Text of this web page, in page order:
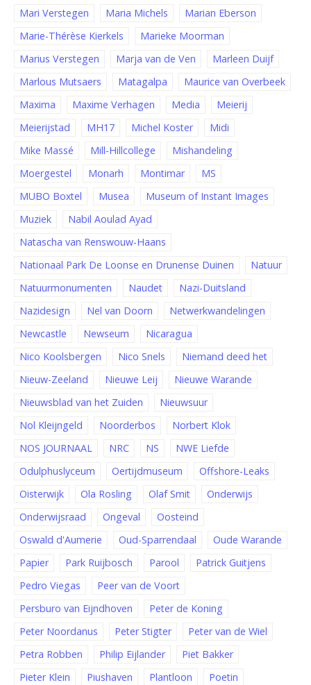
Mari Verstegen
Maria Michels
Marian Eberson
Marie-Thérèse Kierkels
Marieke Moorman
Marius Verstegen
Marja van de Ven
Marleen Duijf
Marlous Mutsaers
Matagalpa
Maurice van Overbeek
Maxima
Maxime Verhagen Media
Meierij
Meierijstad
MH17 Michel Koster
Midi
Mike Massé
Mill-Hillcollege
Mishandeling
Moergestel
Monarh Montimar
MS
MUBO Boxtel
Musea
Museum of Instant Images
Muziek
Nabil Aoulad Ayad
Natascha van Renswouw-Haans
Nationaal Park De Loonse en Drunense Duinen
Natuur
Natuurmonumenten
Naudet
Nazi-Duitsland
Nazidesign
Nel van Doorn
Netwerkwandelingen
Newcastle
Newseum
Nicaragua
Nico Koolsbergen
Nico Snels
Niemand deed het
Nieuw-Zeeland
Nieuwe Leij
Nieuwe Warande
Nieuwsblad van het Zuiden
Nieuwsuur
Nol Kleijngeld
Noorderbos
Norbert Klok
NOS JOURNAAL
NRC NS
NWE Liefde
Odulphuslyceum
Oertijdmuseum
Offshore-Leaks
Oisterwijk
Ola Rosling Olaf Smit
Onderwijs
Onderwijsraad
Ongeval
Oosteind
Oswald d'Aumerie
Oud-Sparrendaal
Oude Warande
Papier
Park Ruijbosch Parool
Patrick Guitjens
Pedro Viegas
Peer van de Voort
Persburo van Eijndhoven
Peter de Koning
Peter Noordanus
Peter Stigter
Peter van de Wiel
Petra Robben
Philip Eijlander
Piet Bakker
Pieter Klein
Piushaven Plantloon
Poetin